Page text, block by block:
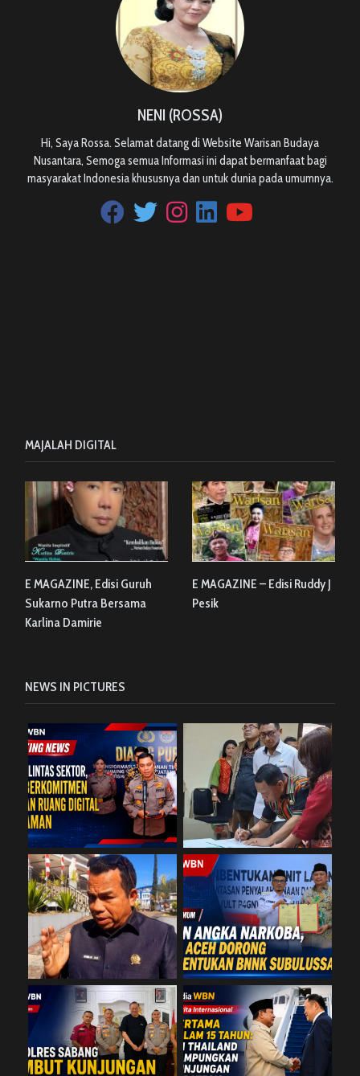
NENI (ROSSA)
Hi, Saya Rossa. Selamat datang di Website Warisan Budaya
Nusantara, Semoga semua Informasi ini dapat bermanfaat bagi
masyarakat Indonesia khususnya dan untuk dunia pada umumnya.
MAJALAH DIGITAL
E MAGAZINE, Edisi Guruh
Sukarno Putra Bersama
Karlina Damirie
E MAGAZINE – Edisi Ruddy J
Pesik
NEWS IN PICTURES